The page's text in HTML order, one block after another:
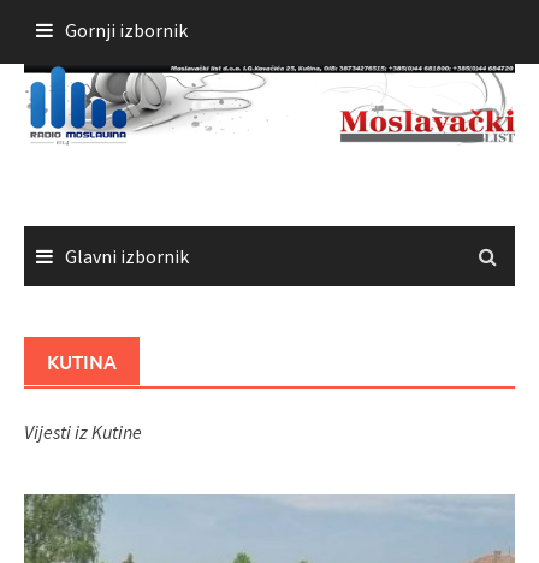
sadržaja
Gornji izbornik
Glavni izbornik
KUTINA
Vijesti iz Kutine